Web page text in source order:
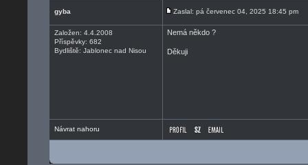
gyba Zaslal: pá červenec 04, 2025 18:45 pm
Založen: 4.4.2008
Příspěvky: 682
Bydliště: Jablonec nad Nisou
Nemá někdo ?
Děkuji
Návrat nahoru